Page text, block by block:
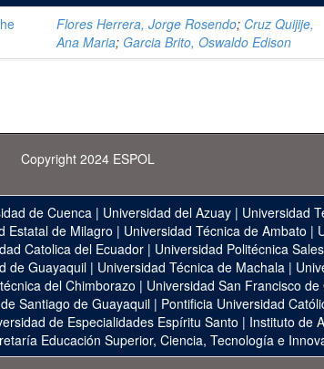
Flores Herrera, Jorge Rosendo; Cruz Quijije,
Ana Maria; Garcia Brito, Oswaldo Edison
Copyright 2024 ESPOL
de Cuenca | Universidad del Azuay | Universidad
Estatal de Milagro | Universidad Técnica de Ambato |
Catolica del Ecuador| Universidad Politécnica
de Guayaquil | Universidad Técnica de Machala |
del Chimborazo | Universidad San Francisco de
Santiago de Guayaquil | Pontificia Universidad
de Especialidades Espíritu Santo | Instituto de
Educación Superior, Ciencia, Tecnología e